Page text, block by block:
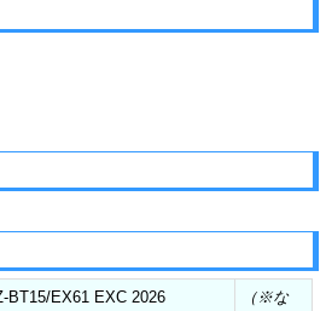
BT15/EX61 EXC 2026
（※な